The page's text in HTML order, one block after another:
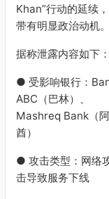
Khan”行动的延续
带有明显政治动机
据称泄露内容如下
● 受影响银行：
ABC（巴林）、
Mashreq Bank（
酋）
● 攻击类型：网络
击导致服务下线